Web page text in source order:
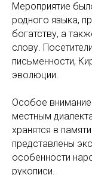
Мероприятие
родного языка,
богатству, а
слову.
письменности,
эволюции.
Особое
местным
хранятся в
представлены
особенности
рукописи.